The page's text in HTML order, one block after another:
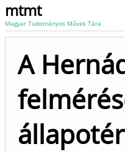
mtmt
Magyar Tudományos Művek Tára
A